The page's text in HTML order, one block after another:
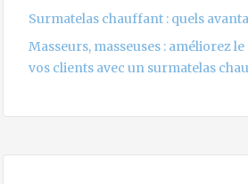
Surmatelas chauffant : quels
Masseurs, masseuses : améliorez
vos clients avec un surmatelas